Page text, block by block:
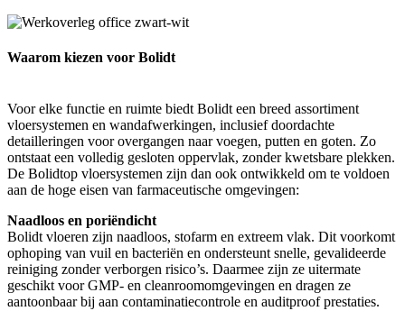
Waarom kiezen voor Bolidt
Voor elke functie en ruimte biedt Bolidt een breed assortiment
vloersystemen en wandafwerkingen, inclusief doordachte
detailleringen voor overgangen naar voegen, putten en goten. Zo
ontstaat een volledig gesloten oppervlak, zonder kwetsbare plekken.
De Bolidtop vloersystemen zijn dan ook ontwikkeld om te voldoen
aan de hoge eisen van farmaceutische omgevingen:
Naadloos en poriëndicht
Bolidt vloeren zijn naadloos, stofarm en extreem vlak. Dit voorkomt
ophoping van vuil en bacteriën en ondersteunt snelle, gevalideerde
reiniging zonder verborgen risico’s. Daarmee zijn ze uitermate
geschikt voor GMP- en cleanroomomgevingen en dragen ze
aantoonbaar bij aan contaminatiecontrole en auditproof prestaties.